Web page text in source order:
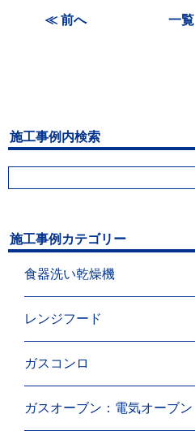
≪ 前へ 一覧
施工事例内検索
施工事例カテゴリー
食器洗い乾燥機
レンジフード
ガスコンロ
ガスオーブン：電気オーブン